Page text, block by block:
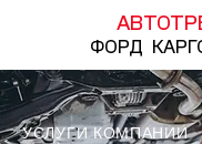
ФОРД
УСЛУГИ КОМПАНИИ